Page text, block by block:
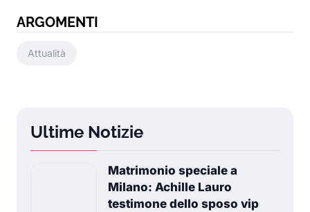
ARGOMENTI
Attualità
Ultime Notizie
Matrimonio speciale a
Milano: Achille Lauro
testimone dello sposo vip